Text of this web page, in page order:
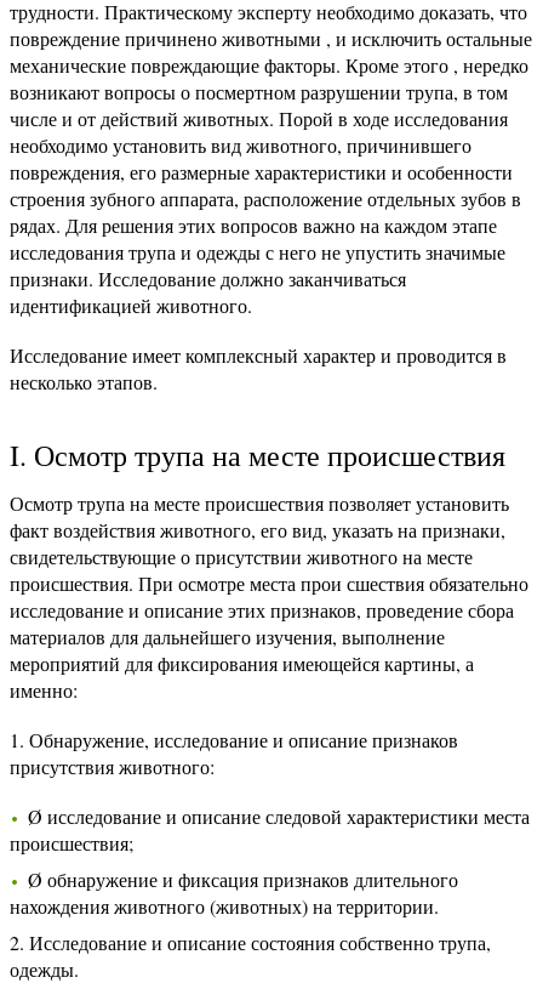
трудности. Практическому эксперту необходимо доказать, что
повреждение причинено животными , и исключить остальные
механические повреждающие факторы. Кроме этого , нередко
возникают вопросы о посмертном разрушении трупа, в том
числе и от действий животных. Порой в ходе исследования
необходимо установить вид животного, причинившего
повреждения, его размерные характеристики и особенности
строения зубного аппарата, расположение отдельных зубов в
рядах. Для решения этих вопросов важно на каждом этапе
исследования трупа и одежды с него не упустить значимые
признаки. Исследование должно заканчиваться
идентификацией животного.
Исследование имеет комплексный характер и проводится в
несколько этапов.
I. Осмотр трупа на месте происшествия
Осмотр трупа на месте происшествия позволяет установить
факт воздействия животного, его вид, указать на признаки,
свидетельствующие о присутствии животного на месте
происшествия. При осмотре места прои сшествия обязательно
исследование и описание этих признаков, проведение сбора
материалов для дальнейшего изучения, выполнение
мероприятий для фиксирования имеющейся картины, а
именно:
1. Обнаружение, исследование и описание признаков
присутствия животного:
Ø исследование и описание следовой характеристики места
происшествия;
Ø обнаружение и фиксация признаков длительного
нахождения животного (животных) на территории.
2. Исследование и описание состояния собственно трупа,
одежды.